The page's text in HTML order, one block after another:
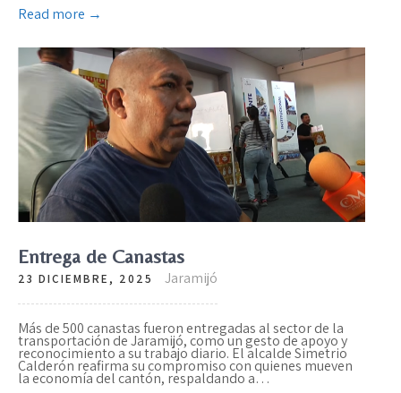
Read more →
Entrega de Canastas
23 DICIEMBRE, 2025 Jaramijó
Más de 500 canastas fueron entregadas al sector de la
transportación de Jaramijó, como un gesto de apoyo y
reconocimiento a su trabajo diario. El alcalde Simetrio
Calderón reafirma su compromiso con quienes mueven
la economía del cantón, respaldando a…